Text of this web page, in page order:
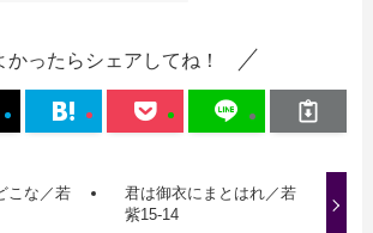
かったらシェアしてね！
こな／若
君は御衣にまとはれ／若
紫15-14